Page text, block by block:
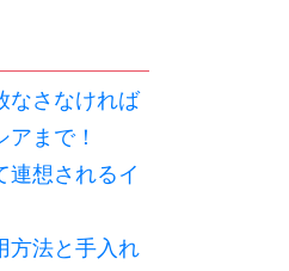
なさなければ
まで！
連想されるイ
方法と手入れ